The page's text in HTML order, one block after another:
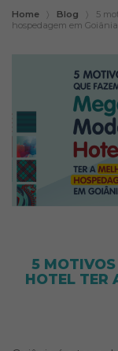
Home 〉 Blog 〉 5
hospedagem em Goiânia
5
HOTEL TER